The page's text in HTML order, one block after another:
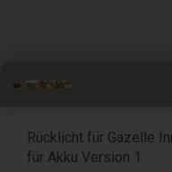
Rücklicht für Gazelle
für Akku Version 1